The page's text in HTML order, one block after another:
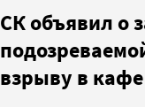
СК объявил о
взрыву в